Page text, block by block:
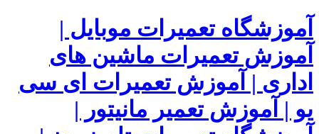
آموزشگاه تعمیرات موبایل |
آموزش تعمیرات ماشین های
اداری | آموزش تعمیرات ای سی
یو | آموزش تعمیر مانیتور |